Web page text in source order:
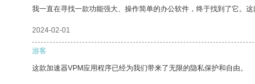
我一直在寻找一款功能强大、操作简单的办公软件，终于找到了它。
2024-02-01
游客
这款加速器VPM应用程序已经为我们带来了无限的隐私保护和自由。